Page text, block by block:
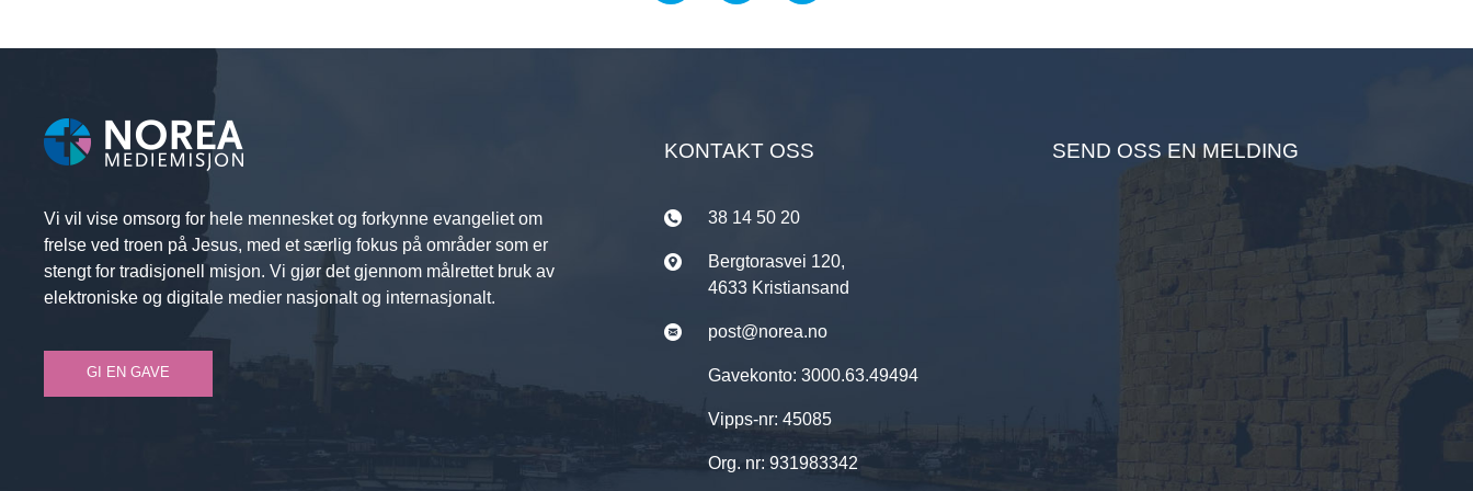
Vi vil vise omsorg for hele mennesket og forkynne evangeliet om
frelse ved troen på Jesus, med et særlig fokus på områder som er
stengt for tradisjonell misjon. Vi gjør det gjennom målrettet bruk av
elektroniske og digitale medier nasjonalt og internasjonalt.
GI EN GAVE
KONTAKT OSS
38 14 50 20
Bergtorasvei 120,
4633 Kristiansand
post@norea.no
Gavekonto: 3000.63.49494
Vipps-nr: 45085
Org. nr: 931983342
SEND OSS EN MELDING